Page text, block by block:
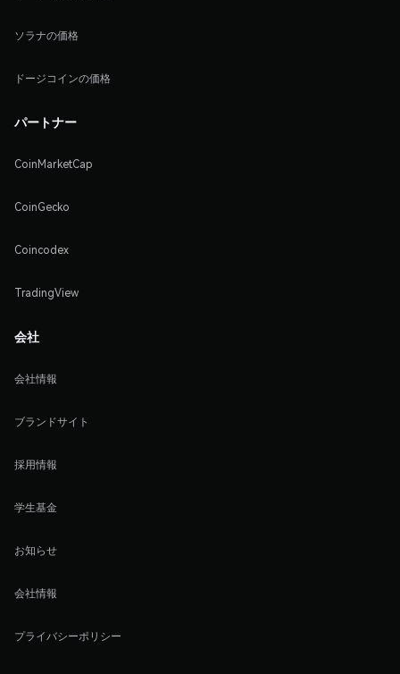
ソラナの価格
ドージコインの価格
パートナー
CoinMarketCap
CoinGecko
Coincodex
TradingView
会社
会社情報
ブランドサイト
採用情報
学生基金
お知らせ
会社情報
プライバシーポリシー